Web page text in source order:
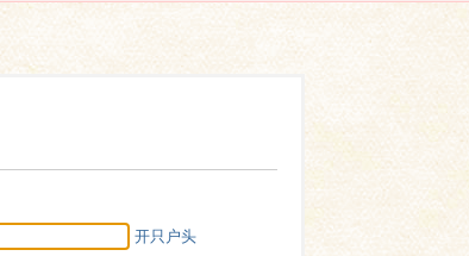
开只户头